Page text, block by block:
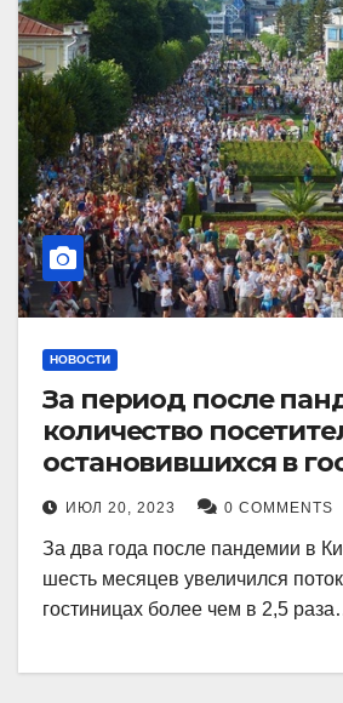
НОВОСТИ
За период после
количество
остановившихся в
Кисловодска, выросло
ИЮЛ 20, 2023 0 COMMENTS
За два года после пандемии в
шесть месяцев увеличился поток
гостиницах более чем в 2,5